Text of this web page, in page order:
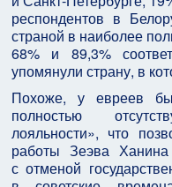
респондентов в
страной в наиболее
68% и 89,3%
упомянули страну, в
Похоже, у евреев
полностью
лояльности», что
работы Зеэва
с отменой